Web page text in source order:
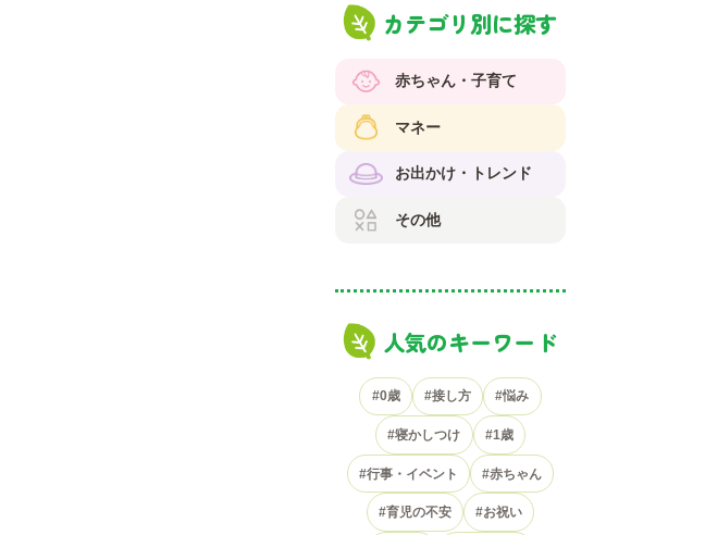
カテゴリ別に探す
赤ちゃん・子育て
マネー
お出かけ・トレンド
その他
人気のキーワード
#0歳 #接し方 #悩み
#寝かしつけ #1歳
#行事・イベント #赤ちゃん
#育児の不安 #お祝い